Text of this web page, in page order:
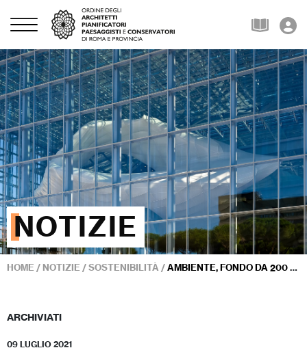
NOTIZIE
HOME / NOTIZIE /SOSTENIBILITÀ /AMBIENTE, FONDO DA 200 MILIONI PER RIQUALIFICARE SCUOLE, STRUTTURE SANITARIE E IMPIANTI SPORTIVI
ARCHIVIATI
09 LUGLIO 2021